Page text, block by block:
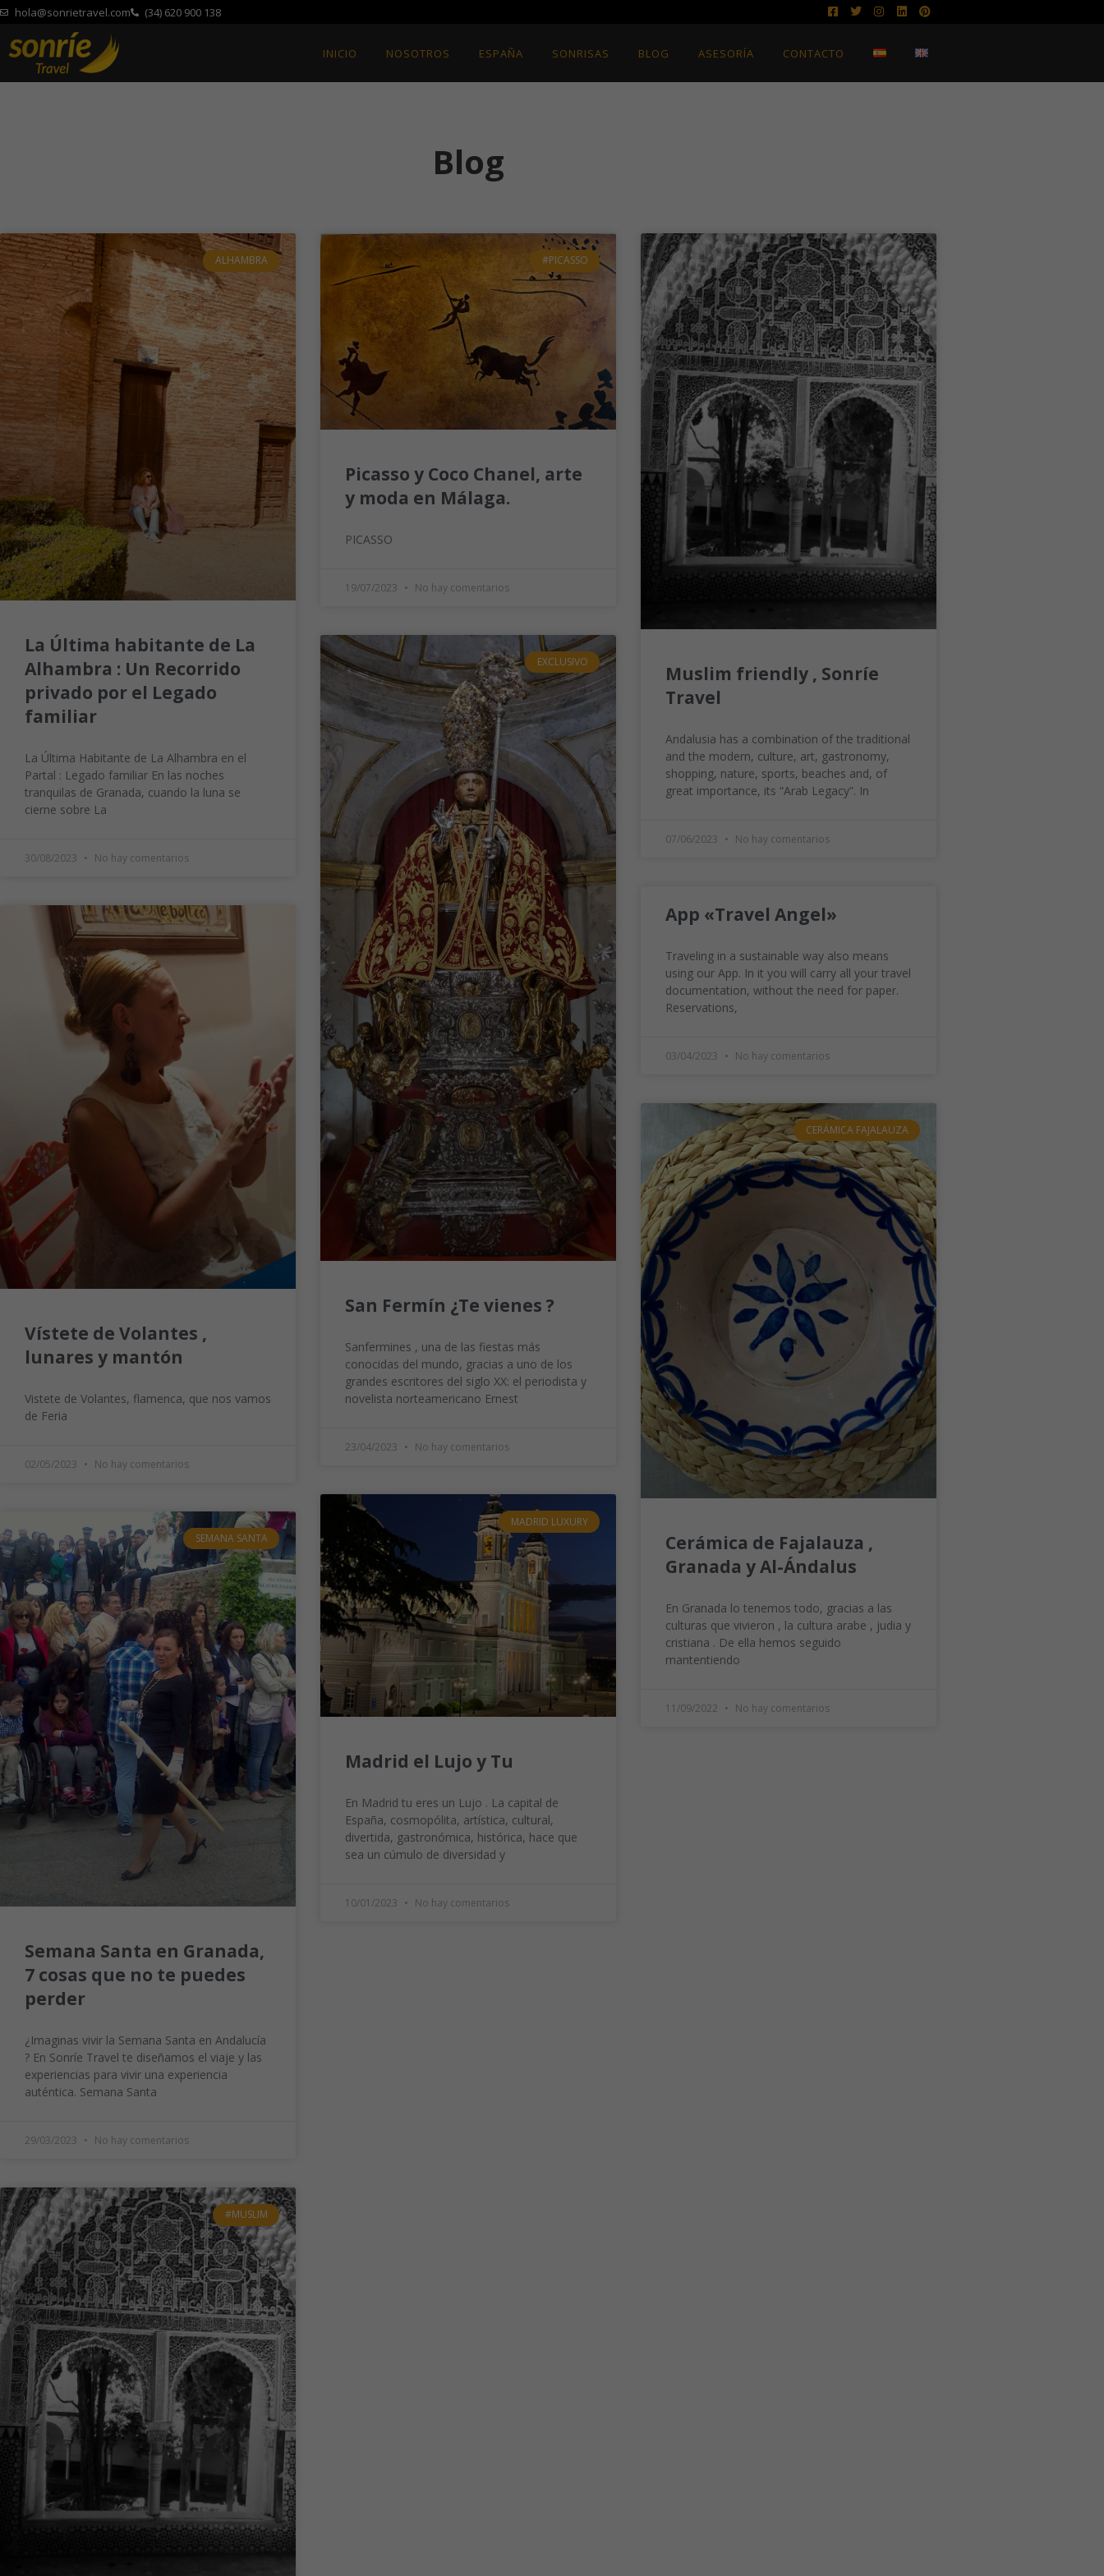
hola@sonrietravel.com (34) 620 900 138
INICIO NOSOTROS ESPAÑA SONRISAS BLOG ASESORÍA CONTACTO
Blog
ALHAMBRA
La Última habitante de La
Alhambra : Un Recorrido
privado por el Legado
familiar
La Última Habitante de La Alhambra en el
Partal : Legado familiar En las noches
tranquilas de Granada, cuando la luna se
cierne sobre La
30/08/2023 No hay comentarios
#PICASSO
Picasso y Coco Chanel, arte
y moda en Málaga.
PICASSO
19/07/2023 No hay comentarios
Muslim friendly , Sonríe
Travel
Andalusia has a combination of the traditional
and the modern, culture, art, gastronomy,
shopping, nature, sports, beaches and, of
great importance, its “Arab Legacy”. In
07/06/2023 No hay comentarios
Vístete de Volantes ,
lunares y mantón
Vistete de Volantes, flamenca, que nos vamos
de Feria
02/05/2023 No hay comentarios
EXCLUSIVO
San Fermín ¿Te vienes ?
Sanfermines , una de las fiestas más
conocidas del mundo, gracias a uno de los
grandes escritores del siglo XX: el periodista y
novelista norteamericano Ernest
23/04/2023 No hay comentarios
App «Travel Angel»
Traveling in a sustainable way also means
using our App. In it you will carry all your travel
documentation, without the need for paper.
Reservations,
03/04/2023 No hay comentarios
SEMANA SANTA
Semana Santa en Granada,
7 cosas que no te puedes
perder
¿Imaginas vivir la Semana Santa en Andalucía
? En Sonríe Travel te diseñamos el viaje y las
experiencias para vivir una experiencia
auténtica. Semana Santa
29/03/2023 No hay comentarios
MADRID LUXURY
Madrid el Lujo y Tu
En Madrid tu eres un Lujo . La capital de
España, cosmopólita, artística, cultural,
divertida, gastronómica, histórica, hace que
sea un cúmulo de diversidad y
10/01/2023 No hay comentarios
CERÁMICA FAJALAUZA
Cerámica de Fajalauza ,
Granada y Al-Ándalus
En Granada lo tenemos todo, gracias a las
culturas que vivieron , la cultura arabe , judia y
cristiana . De ella hemos seguido
mantentiendo
11/09/2022 No hay comentarios
#MUSLIM